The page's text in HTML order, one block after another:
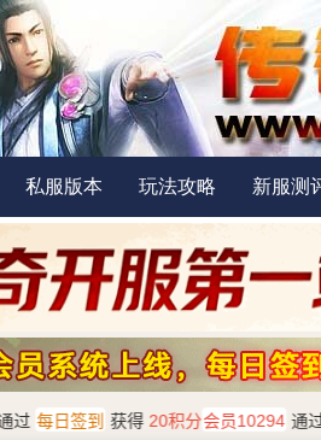
私服版本 玩法攻略 新服测